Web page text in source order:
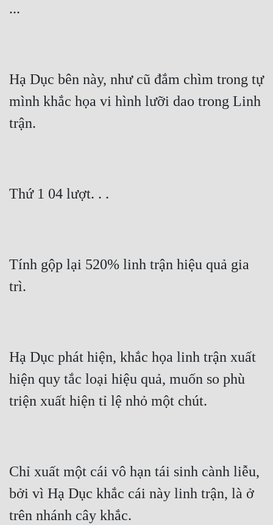
...
Hạ Dục bên này, như cũ đắm chìm trong tự
mình khắc họa vi hình lưỡi dao trong Linh
trận.
Thứ 1 04 lượt. . .
Tính gộp lại 520% linh trận hiệu quả gia
trì.
Hạ Dục phát hiện, khắc họa linh trận xuất
hiện quy tắc loại hiệu quả, muốn so phù
triện xuất hiện tỉ lệ nhỏ một chút.
Chỉ xuất một cái vô hạn tái sinh cành liễu,
bởi vì Hạ Dục khắc cái này linh trận, là ở
trên nhánh cây khắc.